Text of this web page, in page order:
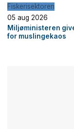
Fiskerisektoren
05 aug 2026
Miljøministeren
for muslingekaos